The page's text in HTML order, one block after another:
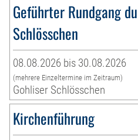
Geführter Rundgang
Schlösschen
08.08.2026 bis 30.08.2026
(mehrere Einzeltermine im Zeitraum)
Gohliser Schlösschen
Kirchenführung